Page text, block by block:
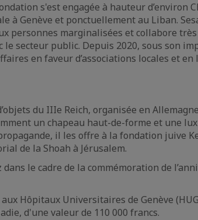
s'est engagée à hauteur d’environ
à Genève et ponctuellement au Liban.
personnes marginalisées et collabore très
le secteur public. Depuis 2020, sous son
en faveur d’associations locales et en
du IIIe Reich, organisée en
un chapeau haut-de-forme et une
il les offre à la fondation juive
de la Shoah à Jérusalem.
le cadre de la commémoration de
Hôpitaux Universitaires de Genève
d'une valeur de 110 000 francs.